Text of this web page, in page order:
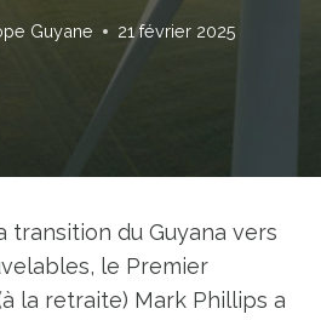
Guyane 21 février 2025
transition du Guyana vers
le Premier
la retraite) Mark Phillips a